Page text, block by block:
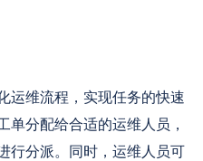
运维流程，实现任务的快速
单分配给合适的运维人员，
行分派。同时，运维人员可